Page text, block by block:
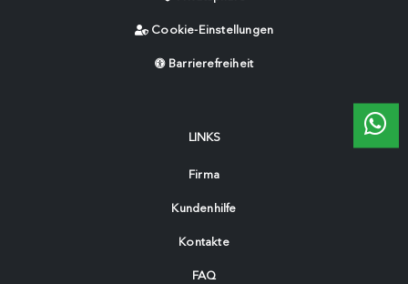
Cookie-Einstellungen
Barrierefreiheit
LINKS
Firma
Kundenhilfe
Kontakte
FAQ